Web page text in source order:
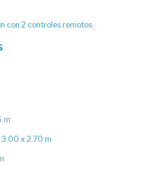
con 2 controles remotos.
m
3.00 x 2.70 m